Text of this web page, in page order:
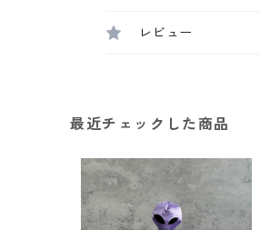
レビュー
最近チェックした商品